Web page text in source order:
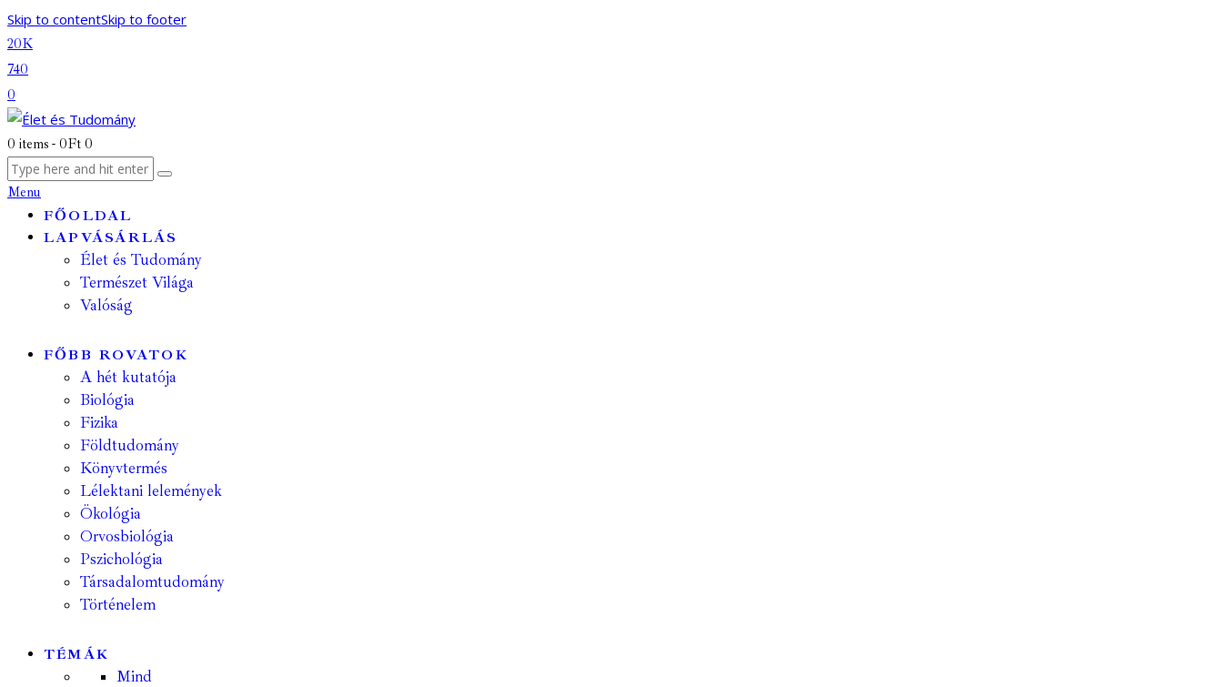
Skip to contentSkip to footer
20K
740
0
0 items - 0Ft 0
Menu
FŐOLDAL
LAPVÁSÁRLÁS
Élet és Tudomány
Természet Világa
Valóság
FŐBB ROVATOK
A hét kutatója
Biológia
Fizika
Földtudomány
Könyvtermés
Lélektani lelemények
Ökológia
Orvosbiológia
Pszichológia
Társadalomtudomány
Történelem
TÉMÁK
Mind